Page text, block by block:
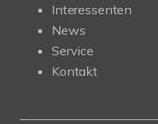
Interessenten
News
Service
Kontakt